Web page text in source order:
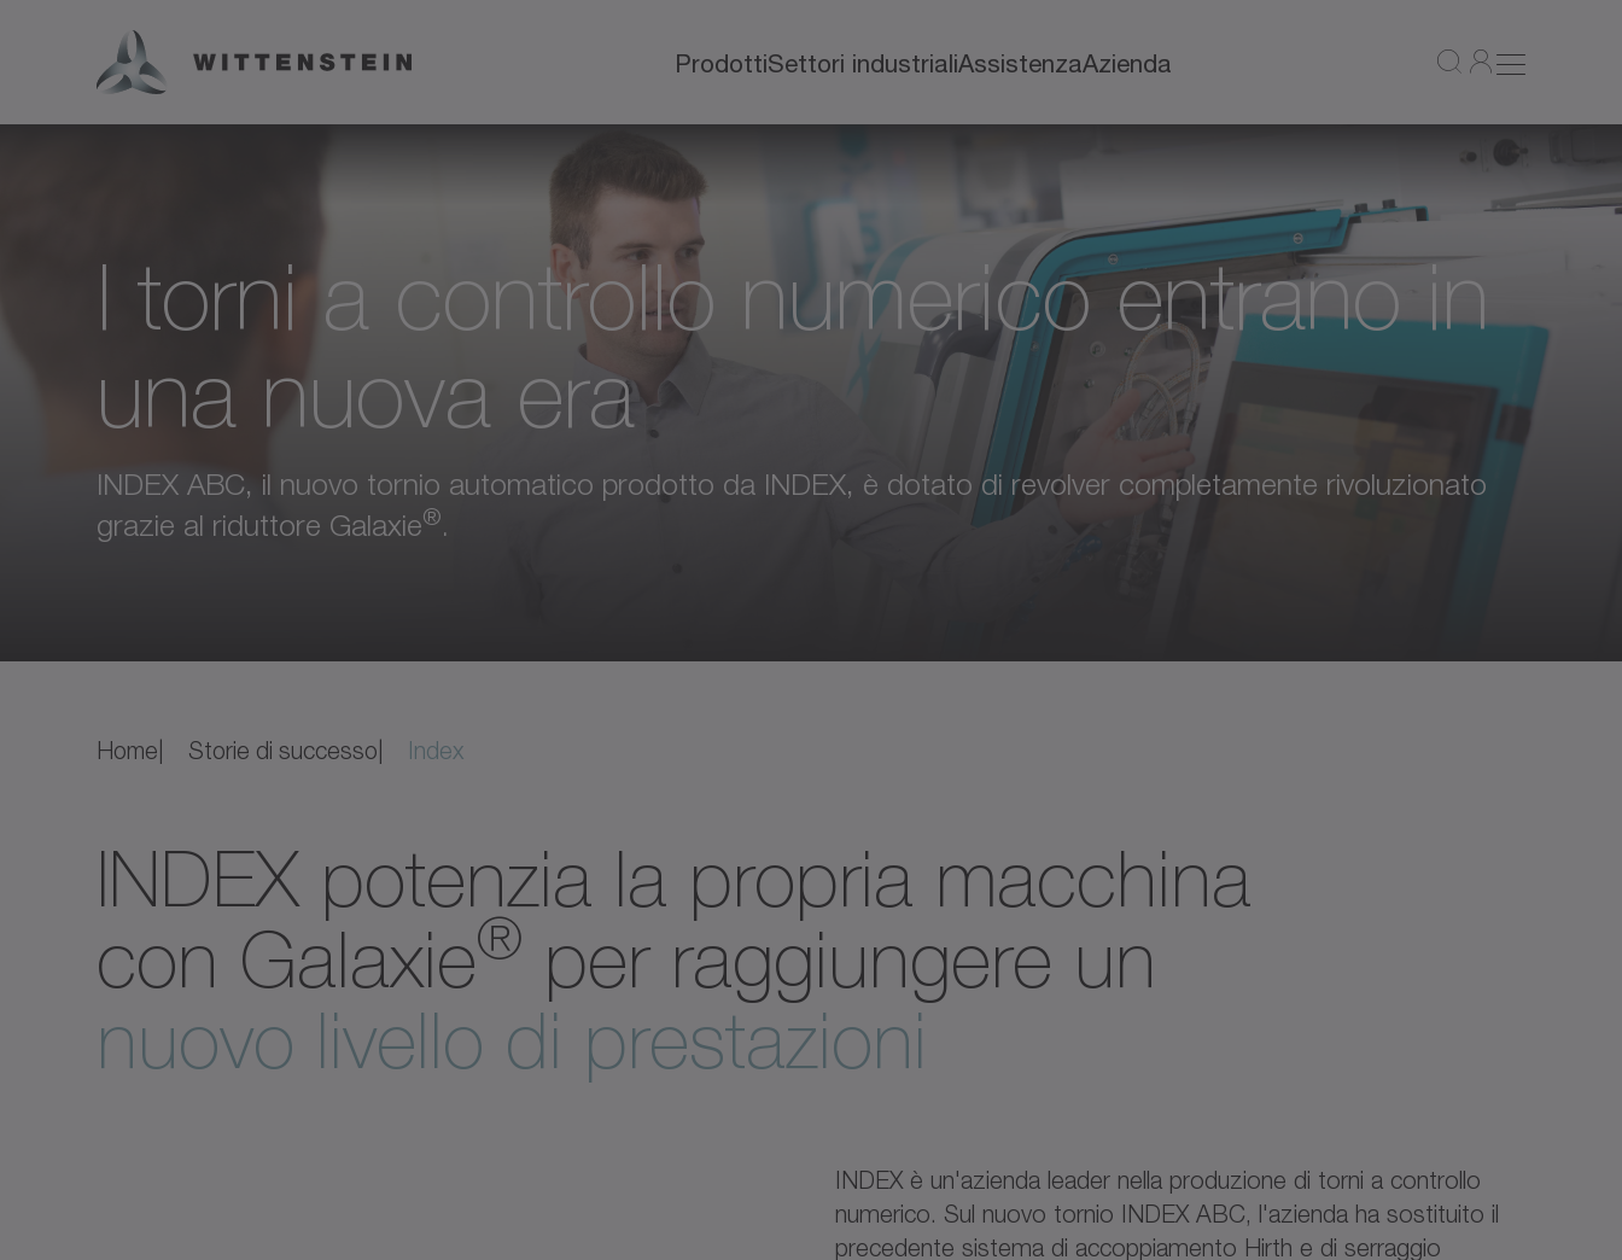
ProdottiSettori industrialiAssistenzaAzienda
I torni a controllo numerico entrano in
una nuova era
INDEX ABC, il nuovo tornio automatico prodotto da INDEX, è dotato di revolver completamente rivoluzionato
grazie al riduttore Galaxie®.
Home Storie di successo Index
INDEX potenzia la propria macchina
con Galaxie® per raggiungere un
nuovo livello di prestazioni
INDEX è un'azienda leader nella produzione di torni a controllo
numerico. Sul nuovo tornio INDEX ABC, l'azienda ha sostituito il
precedente sistema di accoppiamento Hirth e di serraggio